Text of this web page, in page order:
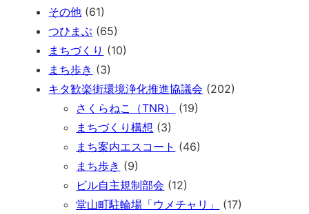
その他 (61)
つひまぶ (65)
まちづくり (10)
まち歩き (3)
キタ歓楽街環境浄化推進協議会 (202)
さくらねこ（TNR）
(19)
まちづくり構想 (3)
まち案内エスコート (46)
まち歩き (9)
ビル自主規制部会 (12)
堂山町駐輪場「ウメチャリ」
(17)